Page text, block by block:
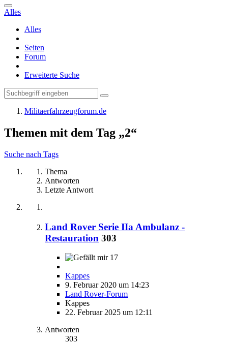
Alles
Alles
Seiten
Forum
Erweiterte Suche
Militaerfahrzeugforum.de
Themen mit dem Tag „2“
Suche nach Tags
Thema
Antworten
Letzte Antwort
Land Rover Serie IIa Ambulanz -
Restauration 303
17
Kappes
9. Februar 2020 um 14:23
Land Rover-Forum
Kappes
22. Februar 2025 um 12:11
Antworten
303